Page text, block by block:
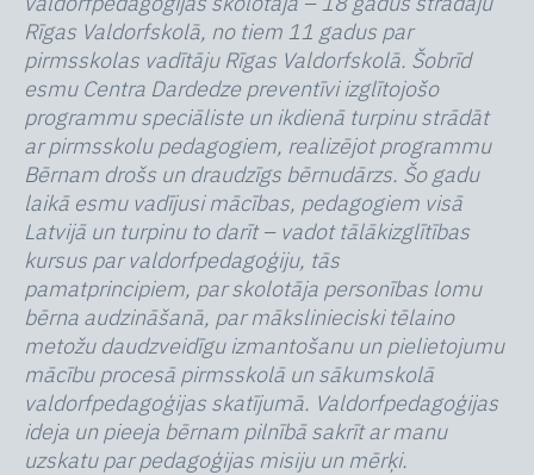
Rīgas Valdorfskolā, no tiem 11 gadus par
pirmsskolas vadītāju Rīgas Valdorfskolā. Šobrīd
esmu Centra Dardedze preventīvi izglītojošo
programmu speciāliste un ikdienā turpinu strādāt
ar pirmsskolu pedagogiem, realizējot programmu
Bērnam drošs un draudzīgs bērnudārzs. Šo gadu
laikā esmu vadījusi mācības, pedagogiem visā
Latvijā un turpinu to darīt – vadot tālākizglītības
kursus par valdorfpedagoģiju, tās
pamatprincipiem, par skolotāja personības lomu
bērna audzināšanā, par mākslinieciski tēlaino
metožu daudzveidīgu izmantošanu un pielietojumu
mācību procesā pirmsskolā un sākumskolā
valdorfpedagoģijas skatījumā. Valdorfpedagoģijas
ideja un pieeja bērnam pilnībā sakrīt ar manu
uzskatu par pedagoģijas misiju un mērķi.